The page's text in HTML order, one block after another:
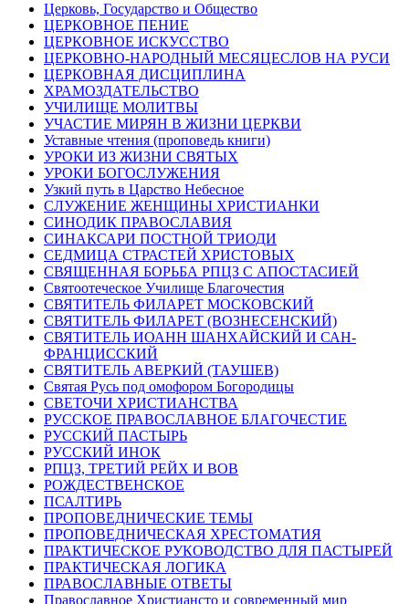
Церковь, Государство и Общество
ЦЕРКОВНОЕ ПЕНИЕ
ЦЕРКОВНОЕ ИСКУССТВО
ЦЕРКОВНО-НАРОДНЫЙ МЕСЯЦЕСЛОВ НА РУСИ
ЦЕРКОВНАЯ ДИСЦИПЛИНА
ХРАМОЗДАТЕЛЬСТВО
УЧИЛИЩЕ МОЛИТВЫ
УЧАСТИЕ МИРЯН В ЖИЗНИ ЦЕРКВИ
Уставные чтения (проповедь книги)
УРОКИ ИЗ ЖИЗНИ СВЯТЫХ
УРОКИ БОГОСЛУЖЕНИЯ
Узкий путь в Царство Небесное
СЛУЖЕНИЕ ЖЕНЩИНЫ ХРИСТИАНКИ
СИНОДИК ПРАВОСЛАВИЯ
СИНАКСАРИ ПОСТНОЙ ТРИОДИ
СЕДМИЦА СТРАСТЕЙ ХРИСТОВЫХ
СВЯЩЕННАЯ БОРЬБА РПЦЗ С АПОСТАСИЕЙ
Святоотеческое Училище Благочестия
СВЯТИТЕЛЬ ФИЛАРЕТ МОСКОВСКИЙ
СВЯТИТЕЛЬ ФИЛАРЕТ (ВОЗНЕСЕНСКИЙ)
СВЯТИТЕЛЬ ИОАНН ШАНХАЙСКИЙ И САН-
ФРАНЦИССКИЙ
СВЯТИТЕЛЬ АВЕРКИЙ (ТАУШЕВ)
Святая Русь под омофором Богородицы
СВЕТОЧИ ХРИСТИАНСТВА
РУССКОЕ ПРАВОСЛАВНОЕ БЛАГОЧЕСТИЕ
РУССКИЙ ПАСТЫРЬ
РУССКИЙ ИНОК
РПЦЗ, ТРЕТИЙ РЕЙХ И ВОВ
РОЖДЕСТВЕНСКОЕ
ПСАЛТИРЬ
ПРОПОВЕДНИЧЕСКИЕ ТЕМЫ
ПРОПОВЕДНИЧЕСКАЯ ХРЕСТОМАТИЯ
ПРАКТИЧЕСКОЕ РУКОВОДСТВО ДЛЯ ПАСТЫРЕЙ
ПРАКТИЧЕСКАЯ ЛОГИКА
ПРАВОСЛАВНЫЕ ОТВЕТЫ
Православное Христиансто и современный мир